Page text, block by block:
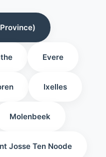
Evere
Ixelles
Molenbeek
Josse Ten Noode